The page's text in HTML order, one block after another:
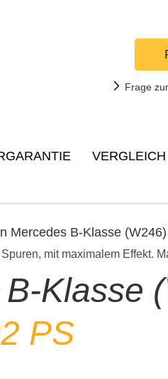
Frage
VERGLEICH
Mercedes B-Klasse
mit maximalem Effekt.
Klasse
PS